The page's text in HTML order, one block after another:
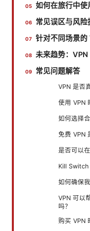
如何在旅行中
常见误区与风险
针对不同场景
未来趋势：
常见问题解答
VPN 是否
使用 VPN
如何选择
免费 VPN
是否可以
Kill Switch
如何确保
VPN 可以
吗？
购买 VPN